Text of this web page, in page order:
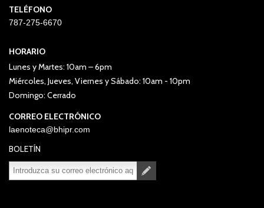
TELÉFONO
787-275-6670
HORARIO
Lunes y Martes: 10am – 6pm
Miércoles, Jueves, Viernes y Sábado: 10am - 10pm
Domingo: Cerrado
CORREO ELECTRÓNICO
laenoteca@bhipr.com
BOLETÍN